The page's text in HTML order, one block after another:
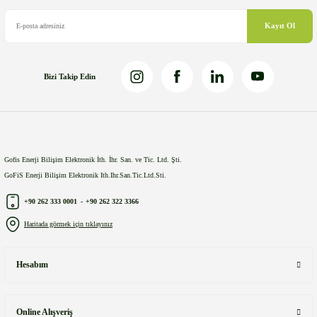
Kayıt Ol
Bizi Takip Edin
Gofis Enerji Bilişim Elektronik İth. İhr. San. ve Tic. Ltd. Şti.
GoFiS Enerji Bilişim Elektronik Ith.Ihr.San.Tic.Ltd.Sti.
+90 262 333 0001 - +90 262 322 3366
Haritada görmek için tıklayınız
Hesabım
Online Alışveriş